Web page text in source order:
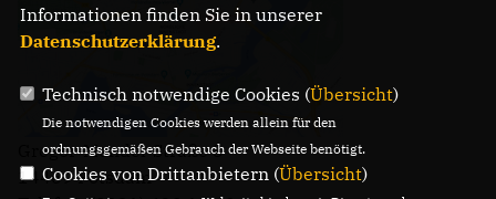
Gregor-Mendel-Straße 3
14469 Potsdam
Informationen finden Sie in unserer
Datenschutzerklärung.
Technisch notwendige Cookies (Übersicht)
Die notwendigen Cookies werden allein für den
ordnungsgemäßen Gebrauch der Webseite benötigt.
Cookies von Drittanbietern (Übersicht)